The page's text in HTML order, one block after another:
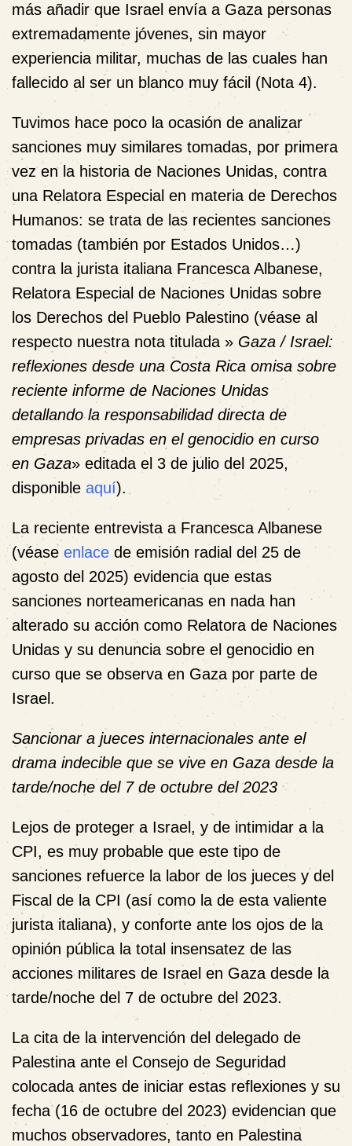
más añadir que Israel envía a Gaza personas
extremadamente jóvenes, sin mayor
experiencia militar, muchas de las cuales han
fallecido al ser un blanco muy fácil (Nota 4).
Tuvimos hace poco la ocasión de analizar
sanciones muy similares tomadas, por primera
vez en la historia de Naciones Unidas, contra
una Relatora Especial en materia de Derechos
Humanos: se trata de las recientes sanciones
tomadas (también por Estados Unidos…)
contra la jurista italiana Francesca Albanese,
Relatora Especial de Naciones Unidas sobre
los Derechos del Pueblo Palestino (véase al
respecto nuestra nota titulada » Gaza / Israel:
reflexiones desde una Costa Rica omisa sobre
reciente informe de Naciones Unidas
detallando la responsabilidad directa de
empresas privadas en el genocidio en curso
en Gaza» editada el 3 de julio del 2025,
disponible aquí).
La reciente entrevista a Francesca Albanese
(véase enlace de emisión radial del 25 de
agosto del 2025) evidencia que estas
sanciones norteamericanas en nada han
alterado su acción como Relatora de Naciones
Unidas y su denuncia sobre el genocidio en
curso que se observa en Gaza por parte de
Israel.
Sancionar a jueces internacionales ante el
drama indecible que se vive en Gaza desde la
tarde/noche del 7 de octubre del 2023
Lejos de proteger a Israel, y de intimidar a la
CPI, es muy probable que este tipo de
sanciones refuerce la labor de los jueces y del
Fiscal de la CPI (así como la de esta valiente
jurista italiana), y conforte ante los ojos de la
opinión pública la total insensatez de las
acciones militares de Israel en Gaza desde la
tarde/noche del 7 de octubre del 2023.
La cita de la intervención del delegado de
Palestina ante el Consejo de Seguridad
colocada antes de iniciar estas reflexiones y su
fecha (16 de octubre del 2023) evidencian que
muchos observadores, tanto en Palestina